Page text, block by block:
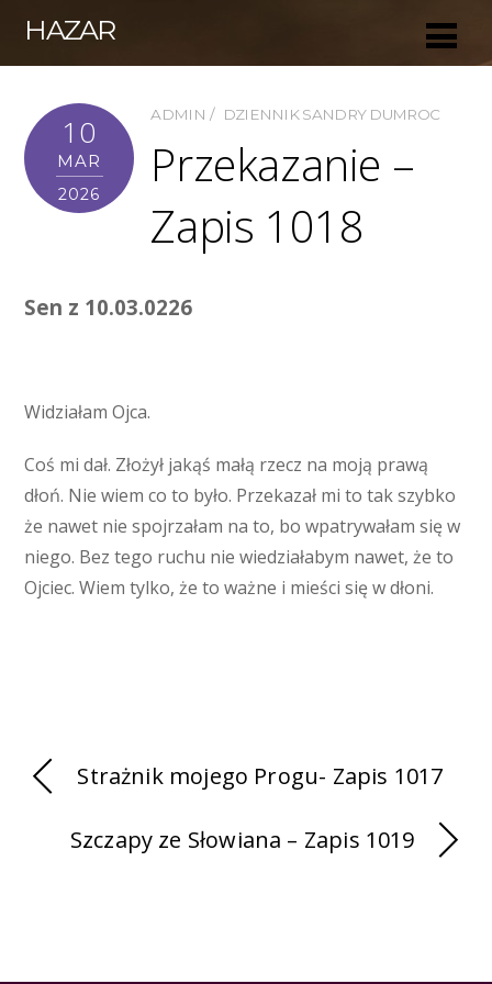
HAZAR
10
MAR
2026
ADMIN DZIENNIK SANDRY DUMROC
Przekazanie –
Zapis 1018
Sen z 10.03.0226
Widziałam Ojca.
Coś mi dał. Złożył jakąś małą rzecz na moją prawą
dłoń. Nie wiem co to było. Przekazał mi to tak szybko
że nawet nie spojrzałam na to, bo wpatrywałam się w
niego. Bez tego ruchu nie wiedziałabym nawet, że to
Ojciec. Wiem tylko, że to ważne i mieści się w dłoni.
Strażnik mojego Progu- Zapis 1017
Szczapy ze Słowiana – Zapis 1019